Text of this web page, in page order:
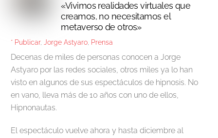
«Vivimos realidades virtuales que
creamos, no necesitamos el
metaverso de otros»
* Publicar, Jorge Astyaro Prensa
Decenas de miles de personas conocen a Jorge
Astyaro por las redes sociales, otros miles ya lo han
visto en algunos de sus espectáculos de hipnosis. No
en vano, lleva más de 10 años con uno de ellos,
Hipnonautas.
El espectáculo vuelve ahora y hasta diciembre al